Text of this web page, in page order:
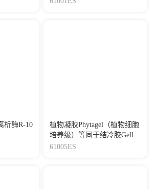
析酶R-10
植物凝胶Phytagel（植物细胞
培养级）等同于结冷胶Gellan
Gum
61005ES